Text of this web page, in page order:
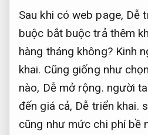
Sau khi có web page, Dễ
buộc bắt buộc trả thêm
hàng tháng không? Kinh
khai. Cũng giống như
nào, Dễ mở rộng. người
đến giá cả, Dễ triển khai.
cũng như mức chi phí bề